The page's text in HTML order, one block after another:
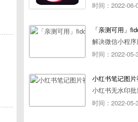
时间：2022-06-
解决微信小程
时间：2022-05-
小红书无水印
时间：2022-05-